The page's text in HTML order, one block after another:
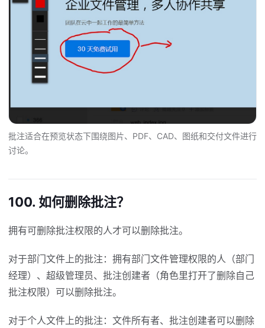
批注适合在预览状态下围绕图片、PDF、CAD、图纸和交付文件进行
讨论。
100. 如何删除批注？
拥有可删除批注权限的人才可以删除批注。
对于部门文件上的批注：拥有部门文件管理权限的人（部门
经理）、超级管理员、批注创建者（角色里打开了删除自己
批注权限）可以删除批注。
对于个人文件上的批注：文件所有者、批注创建者可以删除